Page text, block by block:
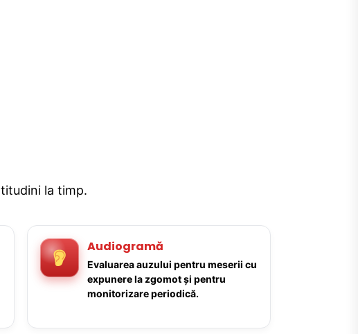
la timp.
Audiogramă
Evaluarea auzului pentru meserii cu
expunere la zgomot și pentru
monitorizare periodică.